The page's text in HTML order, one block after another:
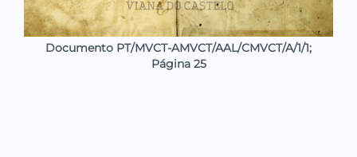
Documento PT/MVCT-AMVCT/AAL/CMVCT/A/1/1;
Página 25